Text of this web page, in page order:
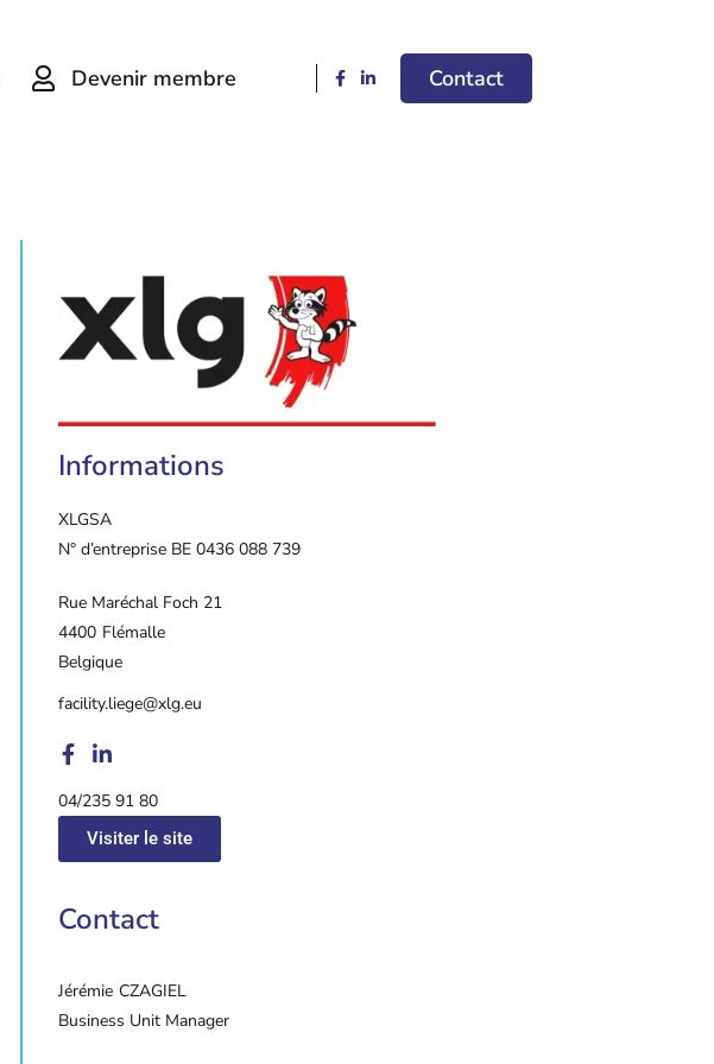
Devenir membre Contact
Informations
XLGSA
N° d’entreprise BE 0436 088 739
Rue Maréchal Foch 21
4400 Flémalle
Belgique
facility.liege@xlg.eu
04/235 91 80
Visiter le site
Contact
Jérémie CZAGIEL
Business Unit Manager